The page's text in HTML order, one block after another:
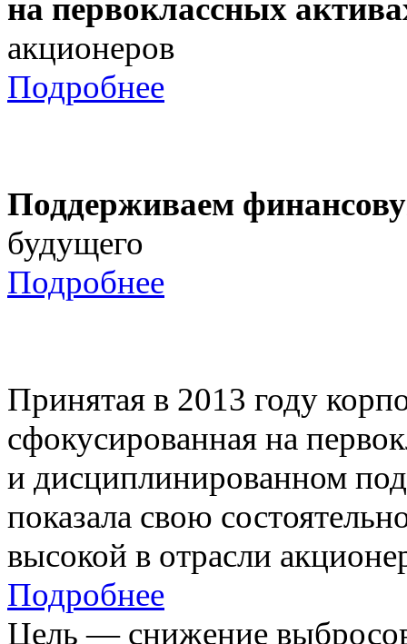
на первоклассных
акционеров
Подробнее
Поддерживаем
будущего
Подробнее
Принятая в 2013 году
сфокусированная на
и дисциплинированном
показала свою
высокой в отрасли
Подробнее
Цель — снижение